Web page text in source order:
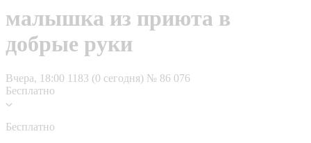
малышка из приюта в
добрые руки
Вчера, 18:00 1183 (0 сегодня) № 86 076
Бесплатно
Бесплатно